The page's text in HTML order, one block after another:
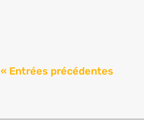
« Entrées précédentes